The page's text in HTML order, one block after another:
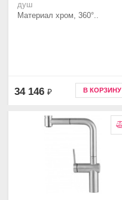
душ
Материал хром, 360°..
34 146 ₽ В КОРЗИНУ